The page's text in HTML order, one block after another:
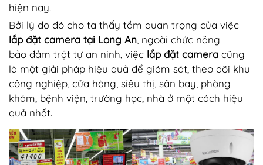
hiện nay.
Bởi lý do đó cho ta thấy tầm quan trọng của việc
lắp đặt camera tại Long An , ngoài chức năng
bảo đảm trật tự an ninh, việc lắp đặt camera cũng
là một giải pháp hiệu quả để giám sát, theo dõi khu
công nghiệp, cửa hàng, siêu thị, sân bay, phòng
khám, bệnh viện, trường học, nhà ở một cách hiệu
quả nhất.